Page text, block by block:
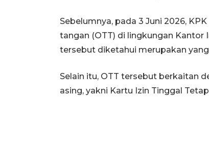
Sebelumnya, pada 3 Juni 2026,
tangan (OTT) di lingkungan Kantor
tersebut diketahui merupakan yang
Selain itu, OTT tersebut berkaitan
asing, yakni Kartu Izin Tinggal